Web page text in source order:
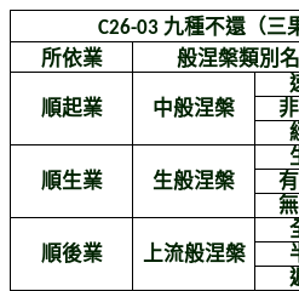
C26-03 九種不還（三
所依業
般涅槃類別
順起業 中般涅槃
順生業 生般涅槃
順後業 上流般涅槃